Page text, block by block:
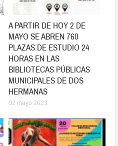
A PARTIR DE HOY 2 DE
MAYO SE ABREN 760
PLAZAS DE ESTUDIO 24
HORAS EN LAS
BIBLIOTECAS PÚBLICAS
MUNICIPALES DE DOS
HERMANAS
02 mayo 2023